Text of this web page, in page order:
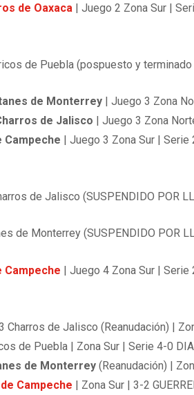
de Oaxaca | Juego 2 Zona Sur |
de Puebla (pospuesto y
de Monterrey | Juego 3 Zona
de Jalisco | Juego 3 Zona
Campeche | Juego 3 Zona Sur | Serie
de Jalisco (SUSPENDIDO POR
de Monterrey (SUSPENDIDO POR
Campeche | Juego 4 Zona Sur | Serie
Charros de Jalisco (Reanudación) |
de Puebla | Zona Sur | Serie 4-0
de Monterrey(Reanudación) |
Campeche | Zona Sur | 3-2